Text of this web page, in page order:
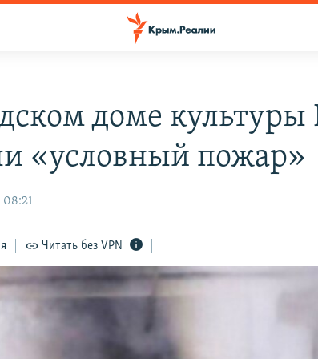
доме культуры
«условный пожар»
08:21
Читать без VPN